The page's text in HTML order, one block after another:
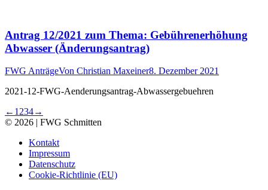
Antrag 12/2021 zum Thema: Gebührenerhöhung
Abwasser (Änderungsantrag)
FWG AnträgeVon Christian Maxeiner8. Dezember 2021
2021-12-FWG-Aenderungsantrag-Abwassergebuehren
← 1 234→
© 2026 | FWG Schmitten
Kontakt
Impressum
Datenschutz
Cookie-Richtlinie (EU)